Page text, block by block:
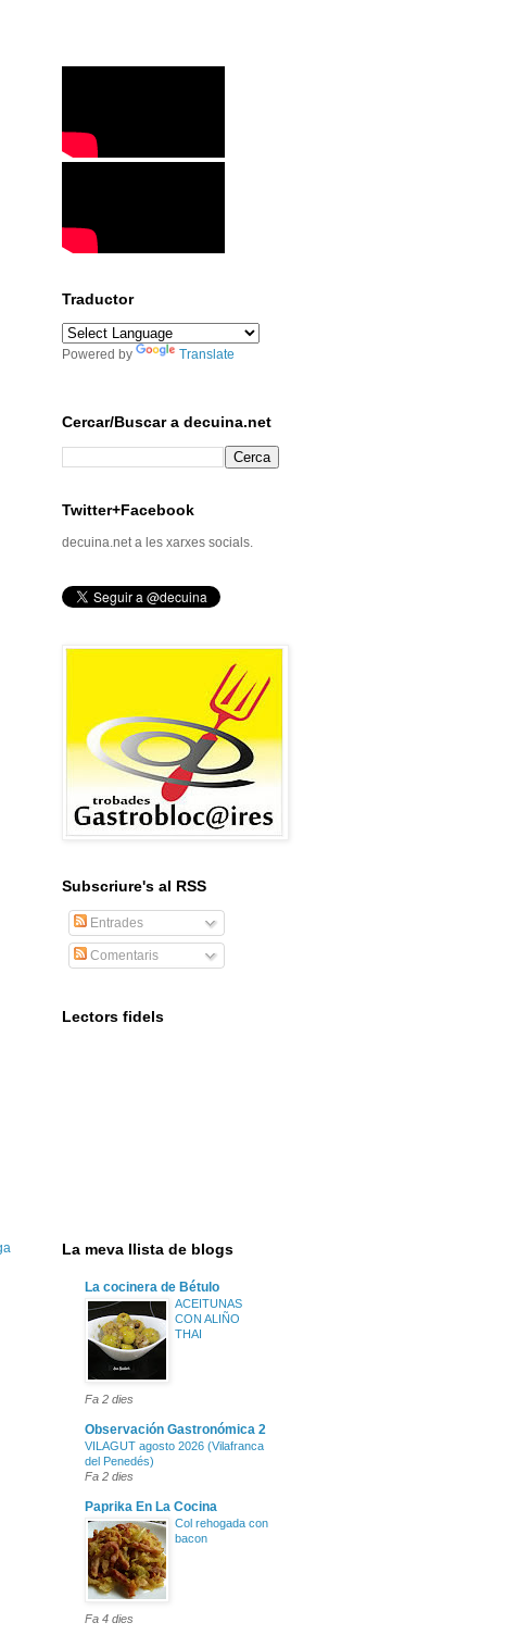
Traductor
Powered by Translate
Cercar/Buscar a decuina.net
Twitter+Facebook
decuina.net a les xarxes socials.
Subscriure's al RSS
Entrades
Comentaris
Lectors fidels
La meva llista de blogs
La cocinera de Bétulo
ACEITUNAS
CON ALIÑO
THAI
Fa 2 dies
Observación Gastronómica 2
VILAGUT agosto 2026 (Vilafranca
del Penedés)
Fa 2 dies
Paprika En La Cocina
Col rehogada con
bacon
Fa 4 dies